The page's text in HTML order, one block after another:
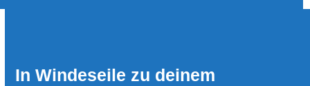
In Windeseile zu deinem